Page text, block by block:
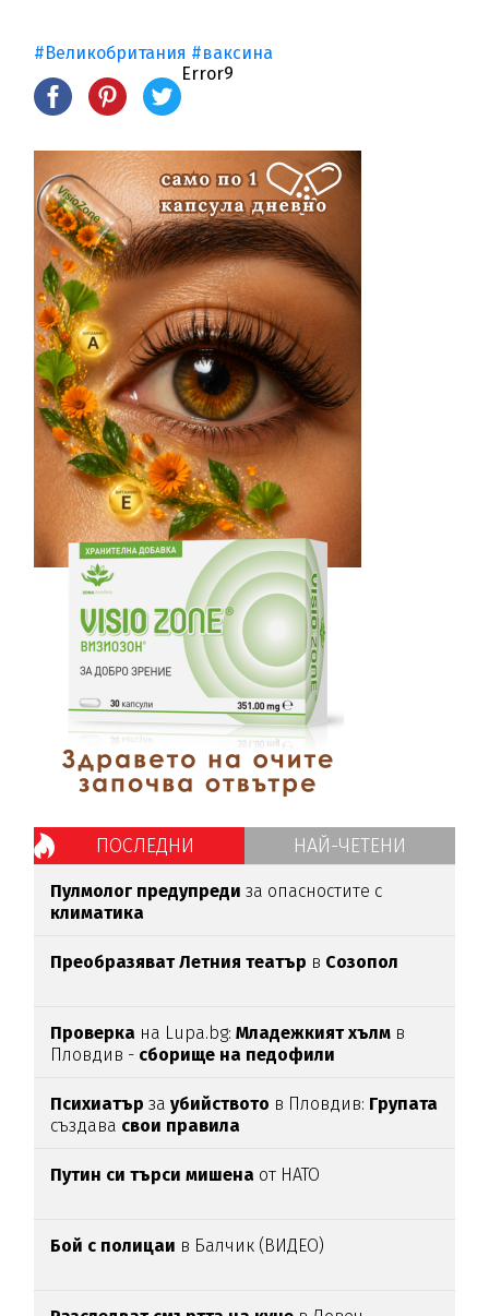
#Великобритания #ваксина
Error9
ПОСЛЕДНИ НАЙ-ЧЕТЕНИ
Пулмолог предупреди за опасностите с
климатика
Преобразяват Летния театър в Созопол
Проверка на Lupa.bg:Младежкият хълм в
Пловдив - сборище на педофили
Психиатър заубийството в Пловдив: Групата
създава свои правила
Путин си търси мишена от НАТО
Бой с полицаи в Балчик (ВИДЕО)